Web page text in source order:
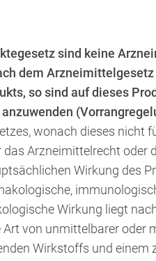
sind keine
dem
so sind auf dieses
wonach dieses nicht
Arzneimittelrecht oder
Wirkung des
Wirkung liegt
von unmittelbarer oder
Wirkstoffs und einem